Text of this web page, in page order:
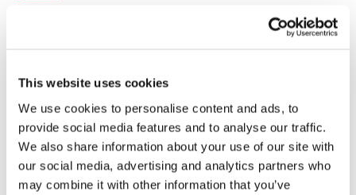
This website uses cookies
We use cookies to personalise content and ads, to
provide social media features and to analyse our traffic.
We also share information about your use of our site with
our social media, advertising and analytics partners who
may combine it with other information that you’ve
Estados Unidos acusa a hackers chinos de
agencias
Su dirección de correo electrónico no será publicada.
campos obligatorios están marcados con*